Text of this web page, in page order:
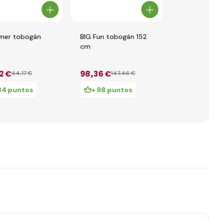
tobogán
€44,17 €
puntos
BIG Fun tobogán 152
cm
98,36 €147,46 €
+ 98 puntos